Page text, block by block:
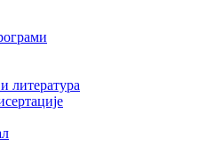
литература